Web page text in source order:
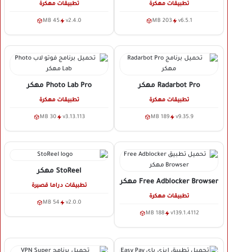
تطبيقات مهكرة
v6.5.1
203 MB
تطبيقات مهكرة
v2.4.0
45 MB
Radarbot Pro مهكر
تطبيقات مهكرة
v9.35.9
189 MB
Photo Lab Pro مهكر
تطبيقات مهكرة
v3.13.113
30 MB
Free Adblocker Browser مهكر
تطبيقات مهكرة
v139.1.4112
188 MB
StoReel مهكر
تطبيقات دراما قصيرة
v2.0.0
54 MB